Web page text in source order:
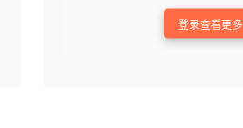
登录查看更多